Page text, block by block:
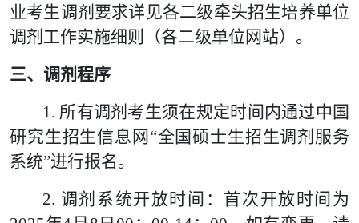
业考生调剂要求详见各二级牵头招生培养单位
调剂工作实施细则（各二级单位网站）。
三、调剂程序
1. 所有调剂考生须在规定时间内通过中国
研究生招生信息网“全国硕士生招生调剂服务
系统”进行报名。
2. 调剂系统开放时间：首次开放时间为